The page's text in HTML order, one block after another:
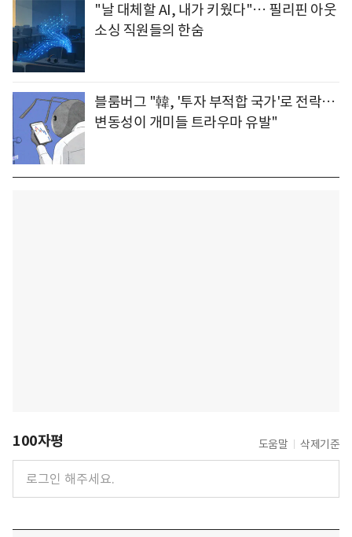
"날 대체할 AI, 내가 키웠다"… 필리핀 아웃
소싱 직원들의 한숨
블룸버그 "韓, '투자 부적합 국가'로 전락…
변동성이 개미들 트라우마 유발"
100자평 도움말 삭제기준